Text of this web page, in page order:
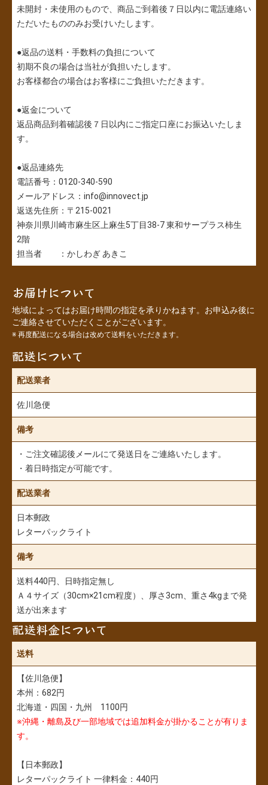
未開封・未使用のもので、商品ご到着後７日以内に電話連絡い
ただいたもののみお受けいたします。
●返品の送料・手数料の負担について
初期不良の場合は当社が負担いたします。
お客様都合の場合はお客様にご負担いただきます。
●返金について
返品商品到着確認後７日以内にご指定口座にお振込いたしま
す。
●返品連絡先
電話番号：0120-340-590
メールアドレス：info@innovect.jp
返送先住所：〒215-0021
神奈川県川崎市麻生区上麻生5丁目38-7 東和サープラス柿生
2階
担当者 ：かしわぎ あきこ
お届けについて
地域によってはお届け時間の指定を承りかねます。お申込み後に
ご連絡させていただくことがございます。
※ 再度配送になる場合は改めて送料をいただきます。
配送について
配送業者
佐川急便
備考
・ご注文確認後メールにて発送日をご連絡いたします。
・着日時指定が可能です。
配送業者
日本郵政
レターパックライト
備考
送料440円、日時指定無し
Ａ４サイズ（30cm×21cm程度）、厚さ3cm、重さ4kgまで発
送が出来ます
配送料金について
送料
【佐川急便】
本州：682円
北海道・四国・九州 1100円
※沖縄・離島及び一部地域では追加料金が掛かることが有りま
す。
【日本郵政】
レターパックライト 一律料金：440円